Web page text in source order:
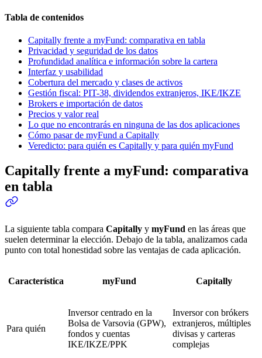
Tabla de contenidos
Capitally frente a myFund: comparativa en tabla
Privacidad y seguridad de los datos
Profundidad analítica e información sobre la cartera
Interfaz y usabilidad
Cobertura del mercado y clases de activos
Gestión fiscal: PIT-38, dividendos extranjeros, IKE/IKZE
Brokers e importación de datos
Precios y valor real
Lo que no encontrarás en ninguna de las dos aplicaciones
Cómo pasar de myFund a Capitally
Veredicto: para quién es Capitally y para quién myFund
Capitally frente a myFund: comparativa
en tabla
La siguiente tabla compara Capitally y myFund en las áreas que
suelen determinar la elección. Debajo de la tabla, analizamos cada
punto con total honestidad sobre las ventajas de cada aplicación.
Característica myFund Capitally
Para quién
Inversor centrado en la
Bolsa de Varsovia (GPW),
fondos y cuentas
IKE/IKZE/PPK
Inversor con brókers
extranjeros, múltiples
divisas y carteras
complejas